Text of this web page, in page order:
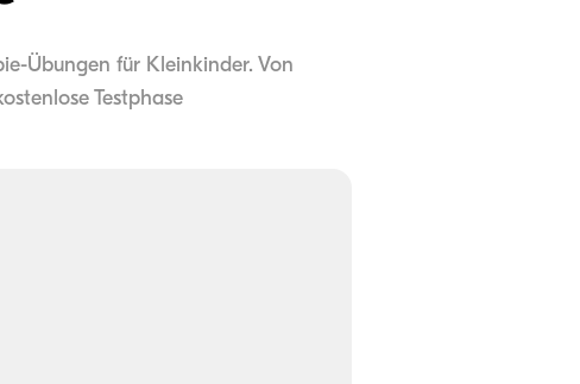
Übungen für Kleinkinder. Von
Testphase